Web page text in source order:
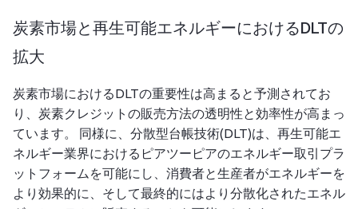
炭素市場と再生可能エネルギーにおけるDLTの
拡大
炭素市場におけるDLTの重要性は高まると予測されてお
り、炭素クレジットの販売方法の透明性と効率性が高まっ
ています。 同様に、分散型台帳技術(DLT)は、再生可能エ
ネルギー業界におけるピアツーピアのエネルギー取引プラ
ットフォームを可能にし、消費者と生産者がエネルギーを
より効果的に、そして最終的にはより分散化されたエネル